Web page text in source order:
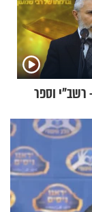
רשב"י וספר